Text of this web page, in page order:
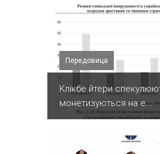
Передовица
Клікбе йтери
монетизуються на е...